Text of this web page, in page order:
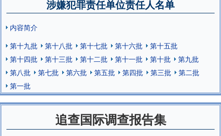
涉嫌犯罪责任单位责任人名单
内容简介
第十九批
第十八批 第十七批 第十六批
第十五批
第十四批
第十三批 第十二批 第十一批 第十批
第九批
第八批
第七批 第六批 第五批 第四批 第三批
第二批
第一批
追查国际调查报告集